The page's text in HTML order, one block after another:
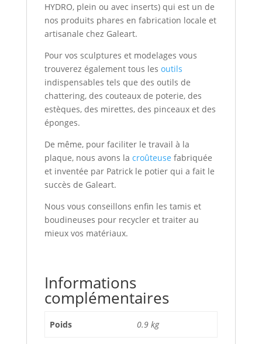
HYDRO, plein ou avec inserts) qui est un de
nos produits phares en fabrication locale et
artisanale chez Galeart.
Pour vos sculptures et modelages vous
trouverez également tous les outils
indispensables tels que des outils de
chattering, des couteaux de poterie, des
estèques, des mirettes, des pinceaux et des
éponges.
De même, pour faciliter le travail à la
plaque, nous avons la croûteuse fabriquée
et inventée par Patrick le potier qui a fait le
succès de Galeart.
Nous vous conseillons enfin les tamis et
boudineuses pour recycler et traiter au
mieux vos matériaux.
Informations
complémentaires
Poids 0.9 kg